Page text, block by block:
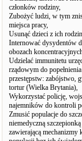
członków rodziny,
Zubożyć ludzi, w tym
miejsca pracy,
Usunąć dzieci z ich
Internować dysydentów
obozach
Udzielać immunitetu
rządowym do popełnienia
przestępstw: zabójstwo,
tortur (Wielka Brytania),
Wykorzystać policję,
najemników do kontroli
Zmusić populacje do
niemedyczną szczepionką
zawierającą mechanizmy